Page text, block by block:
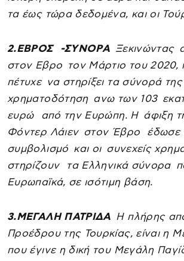
τα έως τώρα δεδομένα, και οι
2.ΕΒΡΟΣ -ΣΥΝΟΡΑ Ξεκινώντας
στον Εβρο τον Μάρτιο του 2020,
πέτυχε να στηρίξει τα σύνορά
χρηματοδότηση ανω των 103
ευρώ από την Ευρώπη. Η άφιξη
Φόντερ Λάιεν στον Έβρο έδωσε
συμβολισμό και οι συνεχείς
στηρίζουν τα Ελληνικά σύνορα
Ευρωπαϊκά, σε ισότιμη βάση.
3.ΜΕΓΑΛΗ ΠΑΤΡΙΔΑ
Η πλήρης
Προέδρου της Τουρκίας, είναι η
που έγινε η δική του Μεγάλη